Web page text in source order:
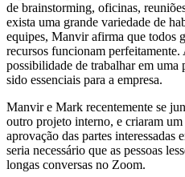
de brainstorming, oficinas,
exista uma grande variedade de
equipes, Manvir afirma que todos
recursos funcionam perfeitamente.
possibilidade de trabalhar em
sido essenciais para a empresa.
Manvir e Mark recentemente se
outro projeto interno, e criaram
aprovação das partes interessadas
seria necessário que as pessoas
longas conversas no Zoom.